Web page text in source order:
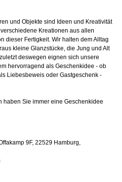
und Objekte sind Ideen und Kreativität
Kreationen aus allen
dieser Fertigkeit. Wir halten dem Alltag
kleine Glanzstücke, die Jung und Alt
deswegen eignen sich unsere
hervorragend als Geschenkidee - ob
Liebesbeweis oder Gastgeschenk -
haben Sie immer eine Geschenkidee
9F, 22529 Hamburg,